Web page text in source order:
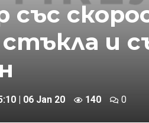
със
стъкла и
| 06 Jan 20 140 0